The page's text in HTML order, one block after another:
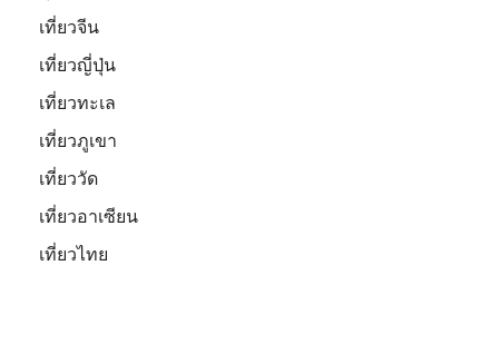
เที่ยวจีน
เที่ยวญี่ปุ่น
เที่ยวทะเล
เที่ยวภูเขา
เที่ยววัด
เที่ยวอาเซียน
เที่ยวไทย